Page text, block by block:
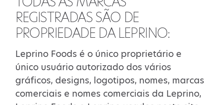
REGISTRADAS SÃO DE
PROPRIEDADE DA LEPRINO:
Leprino Foods é o único proprietário e
único usuário autorizado dos vários
gráficos, designs, logotipos, nomes, marcas
comerciais e nomes comerciais da Leprino,